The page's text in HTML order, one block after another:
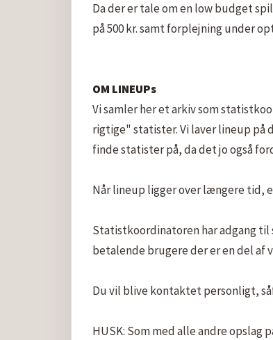
Da der er tale om en low budget
på 500 kr. samt forplejning under
OM LINEUPs
Vi samler her et arkiv som
rigtige" statister. Vi laver lineup på
finde statister på, da det jo også
Når lineup ligger over længere tid,
Statistkoordinatoren har adgang
betalende brugere der er en del af
Du vil blive kontaktet personligt,
HUSK: Som med alle andre opslag